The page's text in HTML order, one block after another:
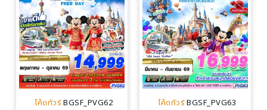
โค้ดทัวร์ BGSF_PVG62 โค้ดทัวร์ BGSF_PVG63